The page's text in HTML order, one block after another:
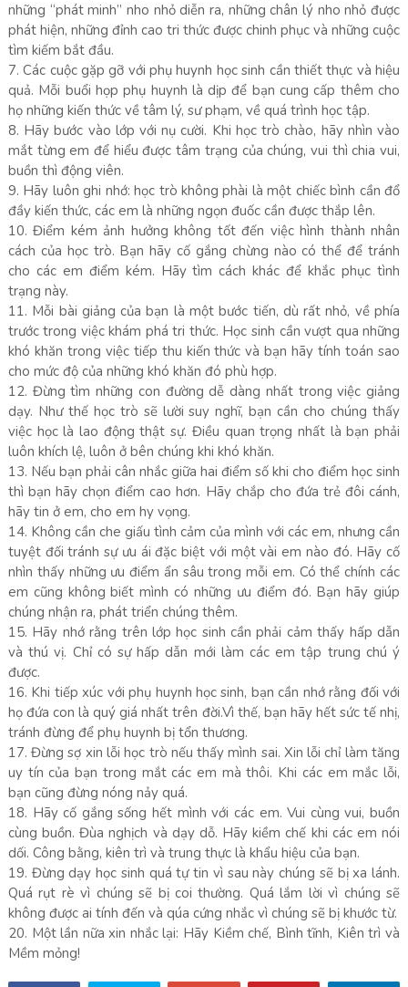
những “phát minh” nho nhỏ diễn ra, những chân lý nho nhỏ được
phát hiện, những đỉnh cao tri thức được chinh phục và những cuộc
tìm kiếm bắt đầu.
7. Các cuộc gặp gỡ với phụ huynh học sinh cần thiết thực và hiệu
quả. Mỗi buổi họp phụ huynh là dịp để bạn cung cấp thêm cho
họ những kiến thức về tâm lý, sư phạm, về quá trình học tập.
8. Hãy bước vào lớp với nụ cười. Khi học trò chào, hãy nhìn vào
mắt từng em để hiểu được tâm trạng của chúng, vui thì chia vui,
buồn thì động viên.
9. Hãy luôn ghi nhớ: học trò không phài là một chiếc bình cần đổ
đầy kiến thức, các em là những ngọn đuốc cần được thắp lên.
10. Điểm kém ảnh hưởng không tốt đến việc hình thành nhân
cách của học trò. Bạn hãy cố gắng chừng nào có thể để tránh
cho các em điểm kém. Hãy tìm cách khác để khắc phục tình
trạng này.
11. Mỗi bài giảng của bạn là một bước tiến, dù rất nhỏ, về phía
trước trong việc khám phá tri thức. Học sinh cần vượt qua những
khó khăn trong việc tiếp thu kiến thức và bạn hãy tính toán sao
cho mức độ của những khó khăn đó phù hợp.
12. Đừng tìm những con đường dễ dàng nhất trong việc giảng
dạy. Như thế học trò sẽ lười suy nghĩ, bạn cần cho chúng thấy
việc học là lao động thật sự. Điều quan trọng nhất là bạn phải
luôn khích lệ, luôn ở bên chúng khi khó khăn.
13. Nếu bạn phải cân nhắc giữa hai điểm số khi cho điểm học sinh
thì bạn hãy chọn điểm cao hơn. Hãy chắp cho đứa trẻ đôi cánh,
hãy tin ở em, cho em hy vọng.
14. Không cần che giấu tình cảm của mình với các em, nhưng cần
tuyệt đối tránh sự ưu ái đặc biệt với một vài em nào đó. Hãy cố
nhìn thấy những ưu điểm ẩn sâu trong mỗi em. Có thể chính các
em cũng không biết mình có những ưu điểm đó. Bạn hãy giúp
chúng nhận ra, phát triển chúng thêm.
15. Hãy nhớ rằng trên lớp học sinh cần phải cảm thấy hấp dẫn
và thú vị. Chỉ có sự hấp dẫn mới làm các em tập trung chú ý
được.
16. Khi tiếp xúc với phụ huynh học sinh, bạn cần nhớ rằng đối với
họ đứa con là quý giá nhất trên đời.Vì thế, bạn hãy hết sức tế nhị,
tránh đừng để phụ huynh bị tổn thương.
17. Đừng sợ xin lỗi học trò nếu thấy mình sai. Xin lỗi chỉ làm tăng
uy tín của bạn trong mắt các em mà thôi. Khi các em mắc lỗi,
bạn cũng đừng nóng nảy quá.
18. Hãy cố gắng sống hết mình với các em. Vui cùng vui, buồn
cùng buồn. Đùa nghịch và dạy dỗ. Hãy kiềm chế khi các em nói
dối. Công bằng, kiên trì và trung thực là khẩu hiệu của bạn.
19. Đừng dạy học sinh quá tự tin vì sau này chúng sẽ bị xa lánh.
Quá rụt rè vì chúng sẽ bị coi thường. Quá lắm lời vì chúng sẽ
không được ai tính đến và qúa cứng nhắc vì chúng sẽ bị khước từ.
20. Một lần nữa xin nhắc lại: Hãy Kiềm chế, Bình tĩnh, Kiên trì và
Mềm mỏng!